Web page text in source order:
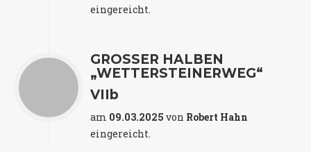
eingereicht.
GROSSER HALBEN „
WETTERSTEINERWEG“
VIIb
am 09.03.2025 von Robert Hahn
eingereicht.